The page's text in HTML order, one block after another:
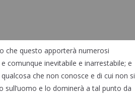
che questo apporterà numerosi
comunque inevitabile e inarrestabile; e
che non conosce e di cui non si
e lo dominerà a tal punto da